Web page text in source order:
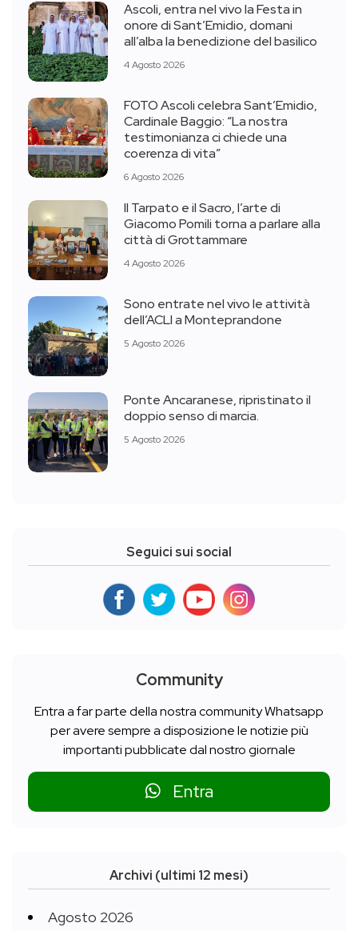
Ascoli, entra nel vivo la Festa in
onore di Sant’Emidio, domani
all’alba la benedizione del basilico
4 Agosto 2026
FOTO Ascoli celebra Sant’Emidio,
Cardinale Baggio: “La nostra
testimonianza ci chiede una
coerenza di vita”
6 Agosto 2026
Il Tarpato e il Sacro, l’arte di
Giacomo Pomili torna a parlare alla
città di Grottammare
4 Agosto 2026
Sono entrate nel vivo le attività
dell’ACLI a Monteprandone
5 Agosto 2026
Ponte Ancaranese, ripristinato il
doppio senso di marcia.
5 Agosto 2026
Seguici sui social
Community
Entra a far parte della nostra community Whatsapp
per avere sempre a disposizione le notizie più
importanti pubblicate dal nostro giornale
Entra
Archivi (ultimi 12 mesi)
Agosto 2026